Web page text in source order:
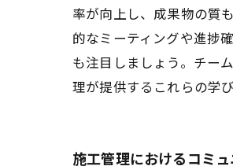
率が向上し、成果物の質
的なミーティングや進捗
も注目しましょう。チー
理が提供するこれらの学
施工管理におけるコミ